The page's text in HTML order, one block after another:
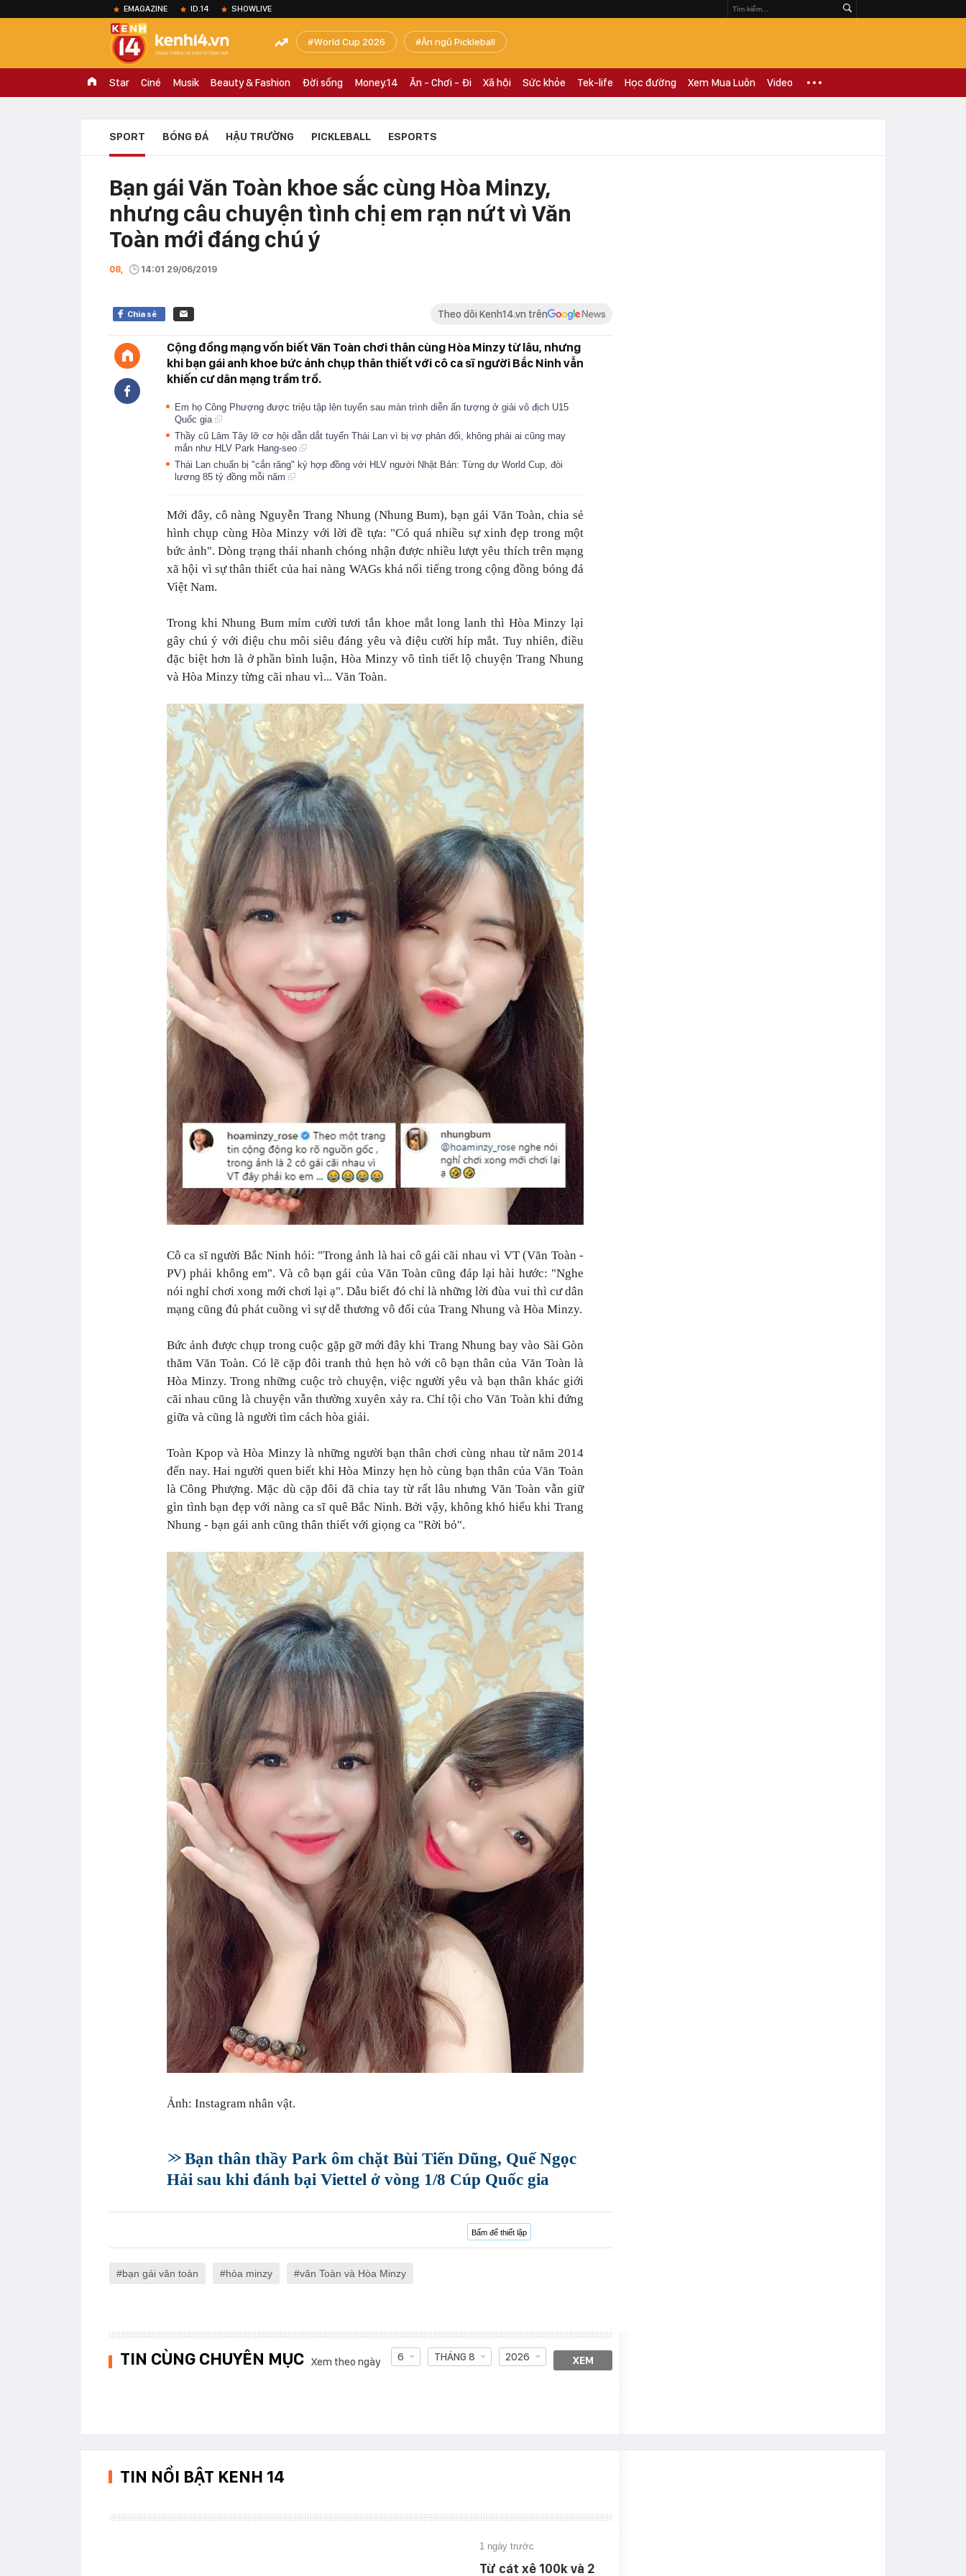
EMAGAZINE ID.14 SHOWLIVE
World Cup 2026 Ăn ngủ Pickleball
Star Ciné Musik Beauty & Fashion Đời sống Money.14 Ăn - Chơi - Đi Xã hội Sức khỏe Tek-life Học đường Xem Mua Luôn Video
SPORT BÓNG ĐÁ HẬU TRƯỜNG PICKLEBALL ESPORTS
Bạn gái Văn Toàn khoe sắc cùng Hòa Minzy,
nhưng câu chuyện tình chị em rạn nứt vì Văn
Toàn mới đáng chú ý
08, 14:01 29/06/2019
Chia sẻ Theo dõi Kenh14.vn trên
Cộng đồng mạng vốn biết Văn Toàn chơi thân cùng Hòa Minzy từ lâu, nhưng
khi bạn gái anh khoe bức ảnh chụp thân thiết với cô ca sĩ người Bắc Ninh vẫn
khiến cư dân mạng trầm trồ.
Em họ Công Phượng được triệu tập lên tuyển sau màn trình diễn ấn tượng ở giải vô địch U15
Quốc gia
Thầy cũ Lâm Tây lỡ cơ hội dẫn dắt tuyển Thái Lan vì bị vợ phản đối, không phải ai cũng may
mắn như HLV Park Hang-seo
Thái Lan chuẩn bị "cắn răng" ký hợp đồng với HLV người Nhật Bản: Từng dự World Cup, đòi
lương 85 tỷ đồng mỗi năm
Mới đây, cô nàng Nguyễn Trang Nhung (Nhung Bum), bạn gái Văn Toàn, chia sẻ
hình chụp cùng Hòa Minzy với lời đề tựa: "Có quá nhiều sự xinh đẹp trong một
bức ảnh". Dòng trạng thái nhanh chóng nhận được nhiều lượt yêu thích trên mạng
xã hội vì sự thân thiết của hai nàng WAGs khá nổi tiếng trong cộng đồng bóng đá
Việt Nam.
Trong khi Nhung Bum mỉm cười tươi tắn khoe mắt long lanh thì Hòa Minzy lại
gây chú ý với điệu chu môi siêu đáng yêu và điệu cười híp mắt. Tuy nhiên, điều
đặc biệt hơn là ở phần bình luận, Hòa Minzy vô tình tiết lộ chuyện Trang Nhung
và Hòa Minzy từng cãi nhau vì... Văn Toàn.
Cô ca sĩ người Bắc Ninh hỏi: "Trong ảnh là hai cô gái cãi nhau vì VT (Văn Toàn -
PV) phải không em". Và cô bạn gái của Văn Toàn cũng đáp lại hài hước: "Nghe
nói nghỉ chơi xong mới chơi lại ạ". Dẫu biết đó chỉ là những lời đùa vui thì cư dân
mạng cũng đủ phát cuồng vì sự dễ thương vô đối của Trang Nhung và Hòa Minzy.
Bức ảnh được chụp trong cuộc gặp gỡ mới đây khi Trang Nhung bay vào Sài Gòn
thăm Văn Toàn. Có lẽ cặp đôi tranh thủ hẹn hò với cô bạn thân của Văn Toàn là
Hòa Minzy. Trong những cuộc trò chuyện, việc người yêu và bạn thân khác giới
cãi nhau cũng là chuyện vẫn thường xuyên xảy ra. Chỉ tội cho Văn Toàn khi đứng
giữa và cũng là người tìm cách hòa giải.
Toàn Kpop và Hòa Minzy là những người bạn thân chơi cùng nhau từ năm 2014
đến nay. Hai người quen biết khi Hòa Minzy hẹn hò cùng bạn thân của Văn Toàn
là Công Phượng. Mặc dù cặp đôi đã chia tay từ rất lâu nhưng Văn Toàn vẫn giữ
gìn tình bạn đẹp với nàng ca sĩ quê Bắc Ninh. Bởi vậy, không khó hiểu khi Trang
Nhung - bạn gái anh cũng thân thiết với giọng ca "Rời bỏ".
Ảnh: Instagram nhân vật.
Bạn thân thầy Park ôm chặt Bùi Tiến Dũng, Quế Ngọc
Hải sau khi đánh bại Viettel ở vòng 1/8 Cúp Quốc gia
Bấm để thiết lập
bạn gái văn toàn hòa minzy văn Toàn và Hòa Minzy
TIN CÙNG CHUYÊN MỤC Xem theo ngày 6 THÁNG 8 2026 XEM
TIN NỔI BẬT KENH 14
1 ngày trước
Từ cát xê 100k và 2